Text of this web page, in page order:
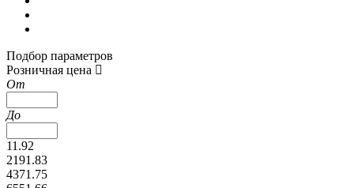
Подбор параметров
Розничная цена
От
До
11.92
2191.83
4371.75